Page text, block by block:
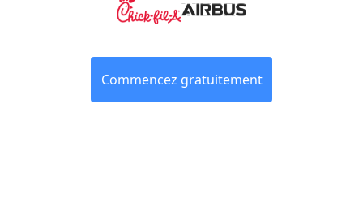
Commencez gratuitement